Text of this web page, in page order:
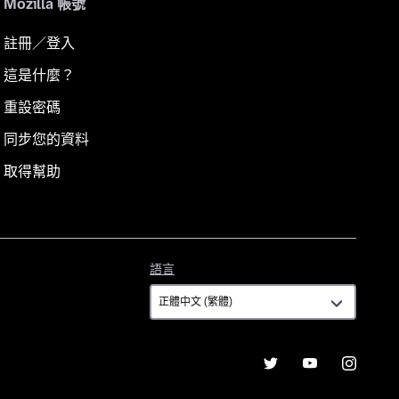
Mozilla 帳號
註冊／登入
這是什麼？
重設密碼
同步您的資料
取得幫助
語言
言